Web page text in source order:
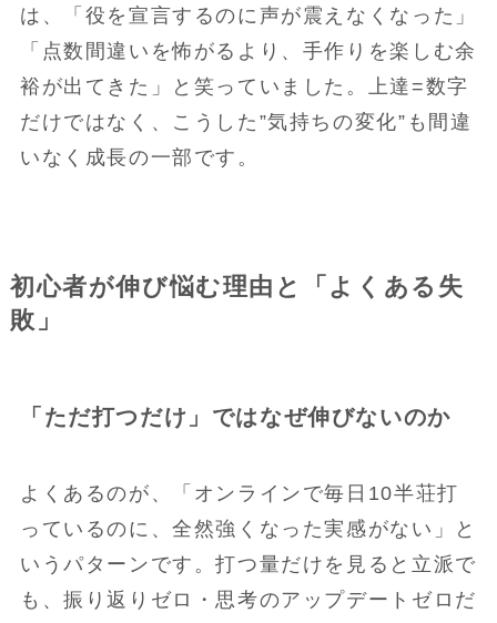
は、「役を宣言するのに声が震えなくなった」
「点数間違いを怖がるより、手作りを楽しむ余
裕が出てきた」と笑っていました。上達=数字
だけではなく、こうした”気持ちの変化”も間違
いなく成長の一部です。
初心者が伸び悩む理由と「よくある失
敗」
「ただ打つだけ」ではなぜ伸びないのか
よくあるのが、「オンラインで毎日10半荘打
っているのに、全然強くなった実感がない」と
いうパターンです。打つ量だけを見ると立派で
も、振り返りゼロ・思考のアップデートゼロだ